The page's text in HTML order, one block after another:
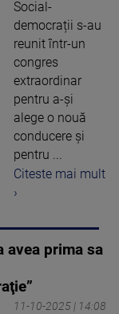
Social-
democrații s-au
reunit într-un
congres
extraordinar
pentru a-și
alege o nouă
conducere și
pentru ...
Citeste mai mult
›
avea prima sa
11-10-2025 | 14:08